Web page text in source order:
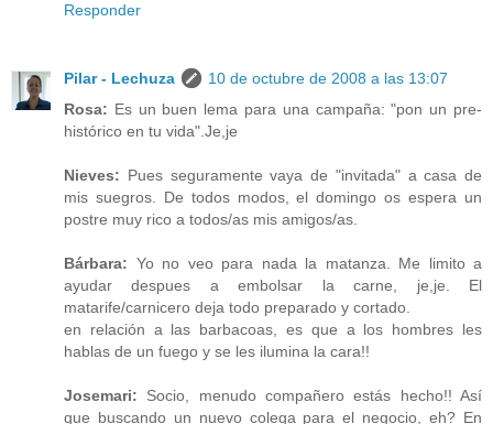
Responder
Pilar - Lechuza
10 de octubre de 2008 a las 13:07
Rosa: Es un buen lema para una campaña: "pon un pre-
histórico en tu vida".Je,je
Nieves: Pues seguramente vaya de "invitada" a casa de
mis suegros. De todos modos, el domingo os espera un
postre muy rico a todos/as mis amigos/as.
Bárbara: Yo no veo para nada la matanza. Me limito a
ayudar despues a embolsar la carne, je,je. El
matarife/carnicero deja todo preparado y cortado.
en relación a las barbacoas, es que a los hombres les
hablas de un fuego y se les ilumina la cara!!
Josemari: Socio, menudo compañero estás hecho!! Así
que buscando un nuevo colega para el negocio, eh? En